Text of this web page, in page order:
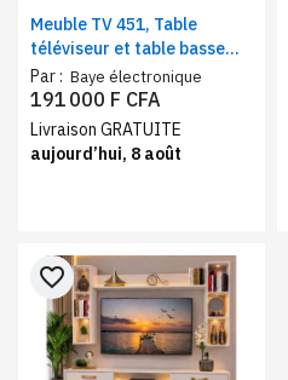
Meuble TV 451, Table
téléviseur et table basse
beige – Ensemble meuble
TV avec table basse
assortie
Par : Baye électronique
191 000 F CFA
Livraison GRATUITE
aujourd’hui, 8 août
favorite_border